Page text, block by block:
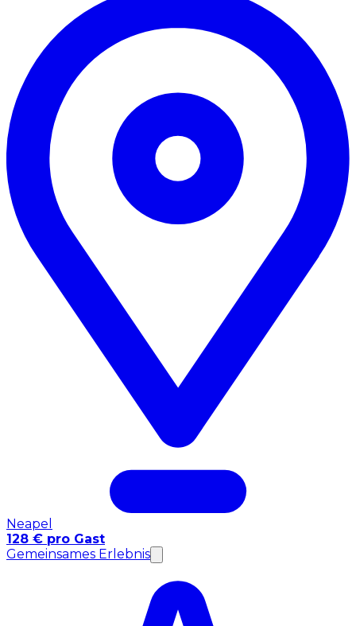
Neapel
128 € pro Gast
Gemeinsames Erlebnis